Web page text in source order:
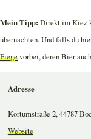
Mein Tipp: Direkt im Kiez
übernachten. Und falls du
Fiegevorbei, deren Bier
Adresse
Kortumstraße 2, 44787
Website